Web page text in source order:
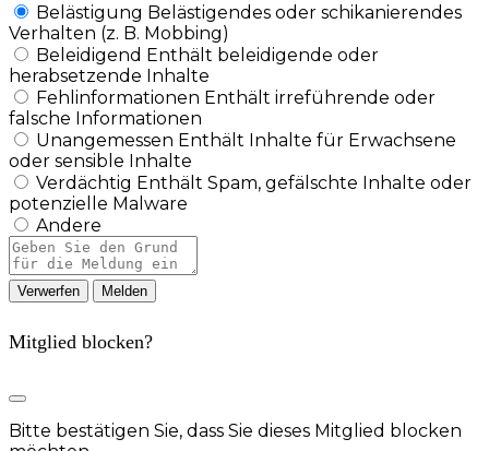
Belästigung Belästigendes oder schikanierendes
Verhalten (z. B. Mobbing)
Beleidigend Enthält beleidigende oder
herabsetzende Inhalte
Fehlinformationen Enthält irreführende oder
falsche Informationen
Unangemessen Enthält Inhalte für Erwachsene
oder sensible Inhalte
Verdächtig Enthält Spam, gefälschte Inhalte oder
potenzielle Malware
Andere
Berichtsnotiz
Melden
Mitglied blocken?
Bitte bestätigen Sie, dass Sie dieses Mitglied blocken